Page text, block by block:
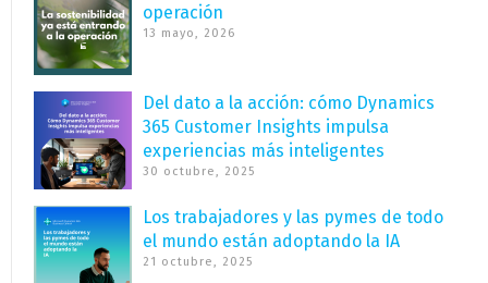
operación
13 mayo, 2026
Del dato a la acción: cómo Dynamics
365 Customer Insights impulsa
experiencias más inteligentes
30 octubre, 2025
Los trabajadores y las pymes de todo
el mundo están adoptando la IA
21 octubre, 2025